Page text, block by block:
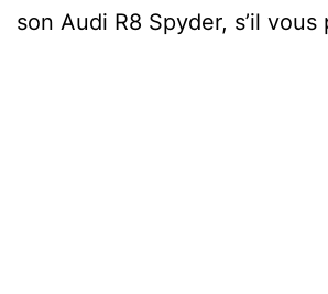
son Audi R8 Spyder, s’il vous